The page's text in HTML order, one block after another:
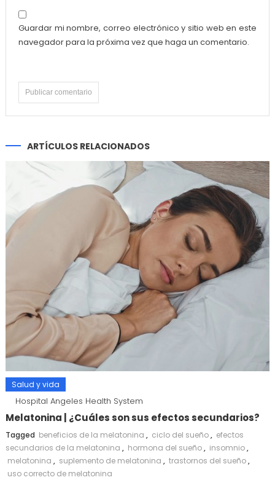
Guardar mi nombre, correo electrónico y sitio web en este
navegador para la próxima vez que haga un comentario.
ARTÍCULOS RELACIONADOS
Salud y vida
Hospital Angeles Health System
Melatonina | ¿Cuáles son sus efectos secundarios?
Tagged beneficios de la melatonina , ciclo del sueño, efectos
secundarios de la melatonina , hormona del sueño, insomnio,
melatonina , suplemento de melatonina , trastornos del sueño,
uso correcto de melatonina